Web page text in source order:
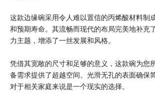
这款边缘碗采用令人难以置信的丙烯酸材料制
和预期寿命。其流畅而现代的布局完美地补充
力主题，增添了一丝发展和风格。
凭借其宽敞的尺寸和足够的意义，这款碗为您
备需求提供了超越空间。光滑无孔的表面确保
对于相关家庭来说是一个现实的选择。